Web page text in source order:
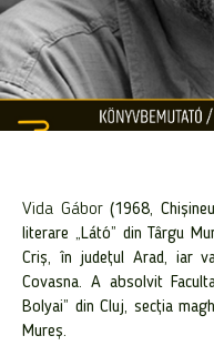
Vida Gábor(1968,
literare „Látó” din Târgu
Criș, în județul Arad, iar
Covasna. A absolvit
Bolyai” din Cluj, secția
Mureș.